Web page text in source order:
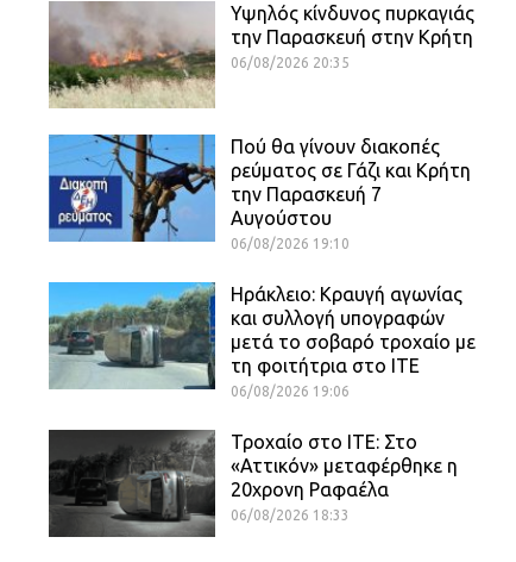
Υψηλός κίνδυνος πυρκαγιάς
την Παρασκευή στην Κρήτη
06/08/2026 20:35
Πού θα γίνουν διακοπές
ρεύματος σε Γάζι και Κρήτη
την Παρασκευή 7
Αυγούστου
06/08/2026 19:10
Ηράκλειο: Κραυγή αγωνίας
και συλλογή υπογραφών
μετά το σοβαρό τροχαίο με
τη φοιτήτρια στο ΙΤΕ
06/08/2026 19:06
Τροχαίο στο ΙΤΕ: Στο
«Αττικόν» μεταφέρθηκε η
20χρονη Ραφαέλα
06/08/2026 18:33